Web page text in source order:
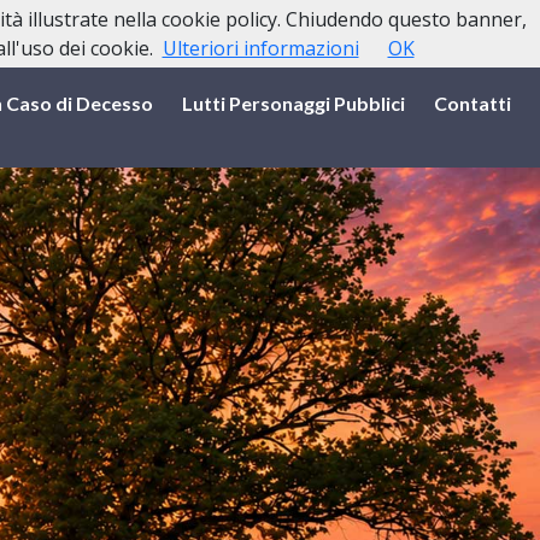
Caso di Decesso Lutti Personaggi Pubblici Contatti
illustrate nella cookie policy. Chiudendo questo banner,
dei cookie. Ulteriori informazioni OK